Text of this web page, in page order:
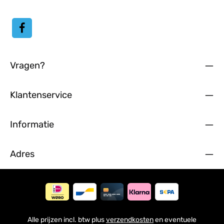
Vragen?
Klantenservice
Informatie
Adres
Alle prijzen incl. btw plusverzendkostenen eventuele